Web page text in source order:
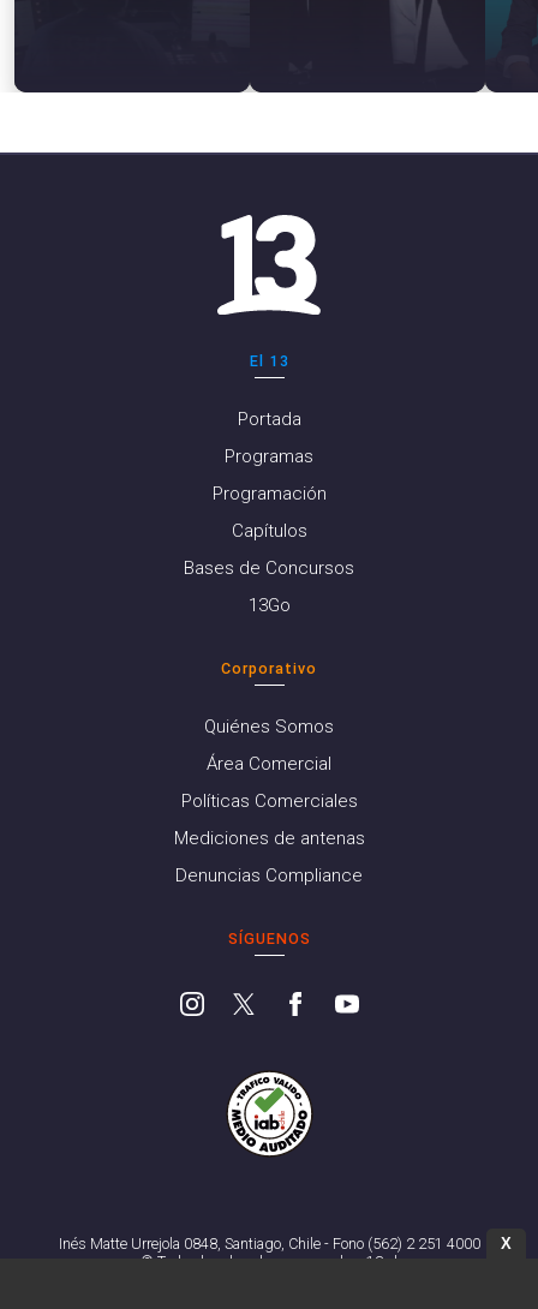
El 13
Portada
Programas
Programación
Capítulos
Bases de Concursos
13Go
Corporativo
Quiénes Somos
Área Comercial
Políticas Comerciales
Mediciones de antenas
Denuncias Compliance
SÍGUENOS
Inés Matte Urrejola 0848, Santiago, Chile - Fono (562) 2 251 4000
© Todos los derechos reservados. 13.cl
X